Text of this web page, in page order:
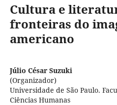
Cultura e
fronteiras do
americano
Júlio César Suzuki
(Organizador)
Universidade de São Paulo.
Ciências Humanas